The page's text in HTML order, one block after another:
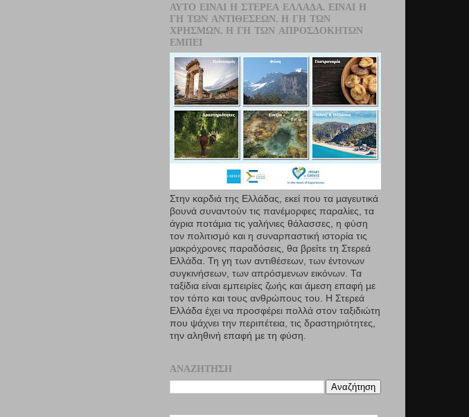
ΑΥΤΌ ΕΊΝΑΙ Η ΣΤΕΡΕΆ ΕΛΛΆΔΑ. ΕΊΝΑΙ Η
ΓΗ ΤΩΝ ΑΝΤΙΘΈΣΕΩΝ. Η ΓΗ ΤΩΝ
ΧΡΗΣΜΏΝ. Η ΓΗ ΤΩΝ ΑΠΡΟΣΔΌΚΗΤΩΝ
ΕΜΠΕΙ
Στην καρδιά της Ελλάδας, εκεί που τα µαγευτικά
βουνά συναντούν τις πανέμορφες παραλίες, τα
άγρια ποτάμια τις γαλήνιες θάλασσες, η φύση
τον πολιτισμό και η συναρπαστική ιστορία τις
μακρόχρονες παραδόσεις, θα βρείτε τη Στερεά
Ελλάδα. Τη γη των αντιθέσεων, των έντονων
συγκινήσεων, των απρόσμενων εικόνων. Τα
ταξίδια είναι εμπειρίες ζωής και άμεση επαφή µε
τον τόπο και τους ανθρώπους του. Η Στερεά
Ελλάδα έχει να προσφέρει πολλά στον ταξιδιώτη
που ψάχνει την περιπέτεια, τις δραστηριότητες,
την αληθινή επαφή µε τη φύση.
ΑΝΑΖΉΤΗΣΗ